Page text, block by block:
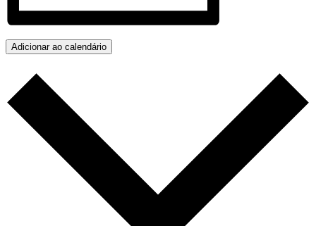
Adicionar ao calendário